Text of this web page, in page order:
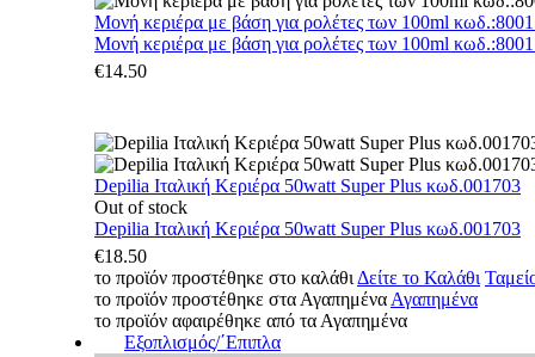
Μονή κεριέρα με βάση για ρολέτες των 100ml
Μονή κεριέρα με βάση για ρολέτες των 100ml
€14.50
Depilia Ιταλική Κεριέρα 50watt Super Plus κωδ.001703
Out of stock
Depilia Ιταλική Κεριέρα 50watt Super Plus κωδ.001703
€18.50
το προϊόν προστέθηκε στο καλάθι Δείτε το Καλάθι
το προϊόν προστέθηκε στα Αγαπημένα Αγαπημένα
το προϊόν αφαιρέθηκε από τα Αγαπημένα
Εξοπλισμός/΄Επιπλα